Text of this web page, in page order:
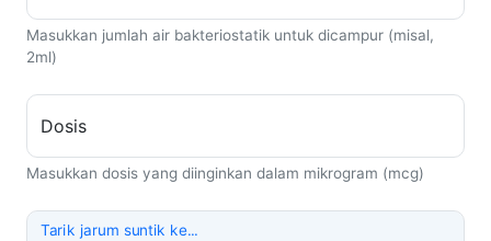
Masukkan jumlah air bakteriostatik untuk dicampur (misal,
2ml)
Dosis
Masukkan dosis yang diinginkan dalam mikrogram (mcg)
Tarik jarum suntik ke...